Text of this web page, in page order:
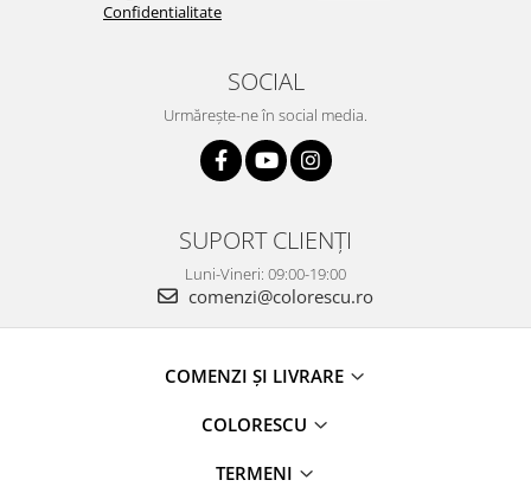
Confidentialitate
SOCIAL
Urmărește-ne în social media.
SUPORT CLIENȚI
Luni-Vineri: 09:00-19:00
comenzi@colorescu.ro
COMENZI ȘI LIVRARE
COLORESCU
TERMENI